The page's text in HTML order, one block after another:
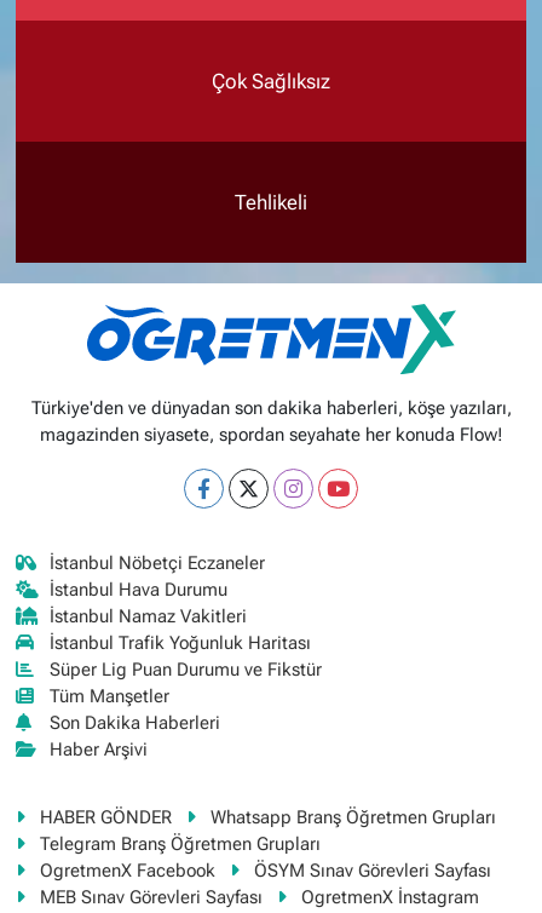
Çok Sağlıksız
Tehlikeli
Türkiye'den ve dünyadan son dakika haberleri, köşe yazıları,
magazinden siyasete, spordan seyahate her konuda Flow!
İstanbul Nöbetçi Eczaneler
İstanbul Hava Durumu
İstanbul Namaz Vakitleri
İstanbul Trafik Yoğunluk Haritası
Süper Lig Puan Durumu ve Fikstür
Tüm Manşetler
Son Dakika Haberleri
Haber Arşivi
HABER GÖNDER
Whatsapp Branş Öğretmen Grupları
Telegram Branş Öğretmen Grupları
OgretmenX Facebook
ÖSYM Sınav Görevleri Sayfası
MEB Sınav Görevleri Sayfası
OgretmenX İnstagram